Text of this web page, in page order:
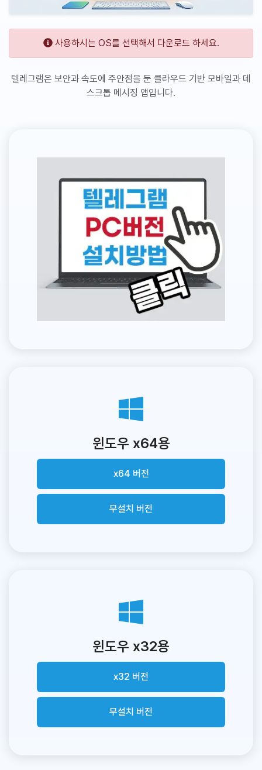
사용하시는 OS를 선택해서 다운로드 하세요.
텔레그램은 보안과 속도에 주안점을 둔 클라우드 기반 모바일과 데
스크톱 메시징 앱입니다.
윈도우 x64용
x64 버전
무설치 버전
윈도우 x32용
x32 버전
무설치 버전